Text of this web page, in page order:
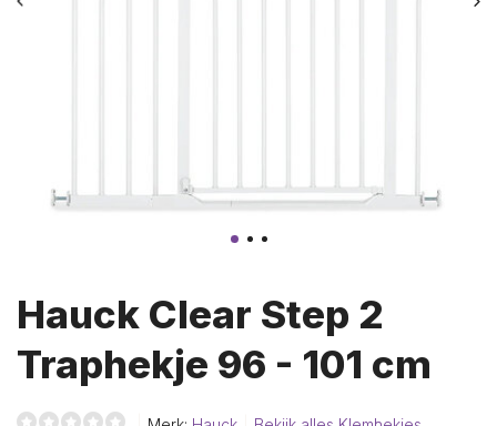
Hauck Clear Step 2
Traphekje 96 - 101 cm